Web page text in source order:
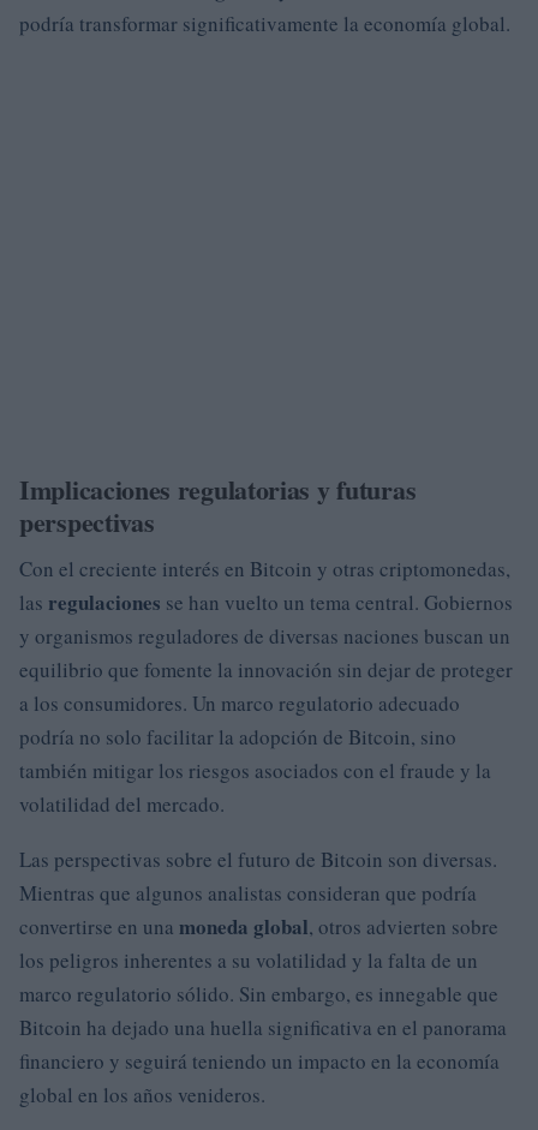
podría transformar significativamente la economía global.
Implicaciones regulatorias y futuras
perspectivas
Con el creciente interés en Bitcoin y otras criptomonedas,
las regulaciones se han vuelto un tema central. Gobiernos
y organismos reguladores de diversas naciones buscan un
equilibrio que fomente la innovación sin dejar de proteger
a los consumidores. Un marco regulatorio adecuado
podría no solo facilitar la adopción de Bitcoin, sino
también mitigar los riesgos asociados con el fraude y la
volatilidad del mercado.
Las perspectivas sobre el futuro de Bitcoin son diversas.
Mientras que algunos analistas consideran que podría
convertirse en una moneda global, otros advierten sobre
los peligros inherentes a su volatilidad y la falta de un
marco regulatorio sólido. Sin embargo, es innegable que
Bitcoin ha dejado una huella significativa en el panorama
financiero y seguirá teniendo un impacto en la economía
global en los años venideros.